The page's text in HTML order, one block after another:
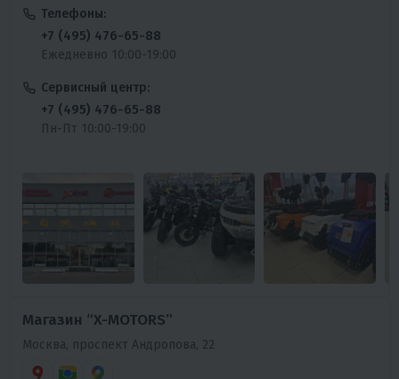
Телефоны:
+7 (495) 476-65-88
Ежедневно 10:00-19:00
Сервисный центр:
+7 (495) 476-65-88
Пн-Пт 10:00-19:00
Магазин “X-MOTORS”
Москва, проспект Андропова, 22